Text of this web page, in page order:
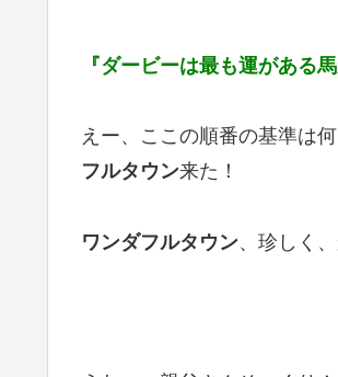
『ダービーは最も運がある馬
えー、ここの順番の基準は
フルタウン来た！
ワンダフルタウン、珍しく